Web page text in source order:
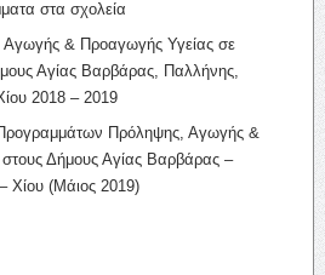
στα σχολεία
& Προαγωγής Υγείας σε
Αγίας Βαρβάρας, Παλλήνης,
2018 – 2019
Προγραμμάτων Πρόληψης, Αγωγής &
Δήμους Αγίας Βαρβάρας –
Χίου (Μάιος 2019)